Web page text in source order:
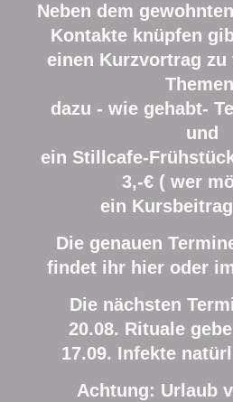
Neben dem
Kontakte knüpfen
einen Kurzvortrag zu
dazu - wie gehabt-
und
ein Stillcafe-
3,-€ ( wer
ein
Die genauen
findet ihr hier oder
Die nächsten
20.08. Rituale
17.09. Infekte
Achtung: Urlaub